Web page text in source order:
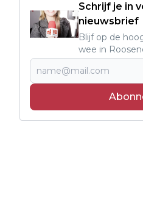
Schrijf je in
nieuwsbrief
Blijf op de
wee in